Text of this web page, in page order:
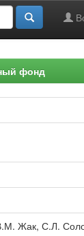
фонд
Жак, С.Л.